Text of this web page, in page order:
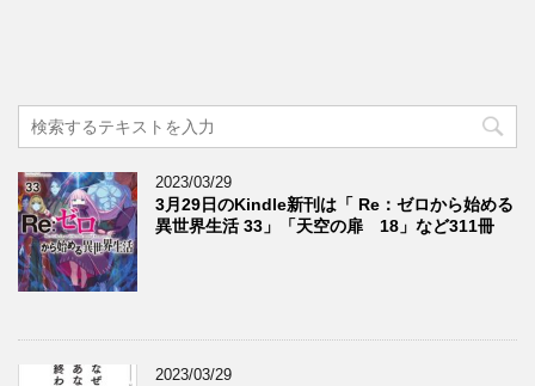
2023/03/29
3月29日のKindle新刊は「 Re：ゼロから始める
異世界生活 33」「天空の扉 18」など311冊
2023/03/29